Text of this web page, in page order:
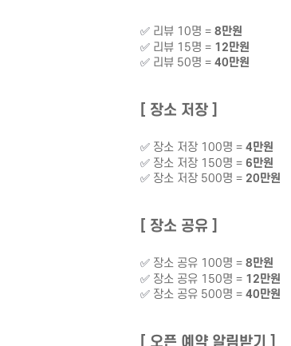
✅리뷰 10명 = 8만원
✅리뷰 15명 = 12만원
✅리뷰 50명 = 40만원
[ 장소 저장 ]
✅장소 저장 100명 = 4만원
✅장소 저장 150명 = 6만원
✅장소 저장 500명 = 20만원
[ 장소 공유 ]
✅장소 공유 100명 = 8만원
✅장소 공유 150명 = 12만원
✅장소 공유 500명 = 40만원
[ 오픈 예약 알림받기 ]